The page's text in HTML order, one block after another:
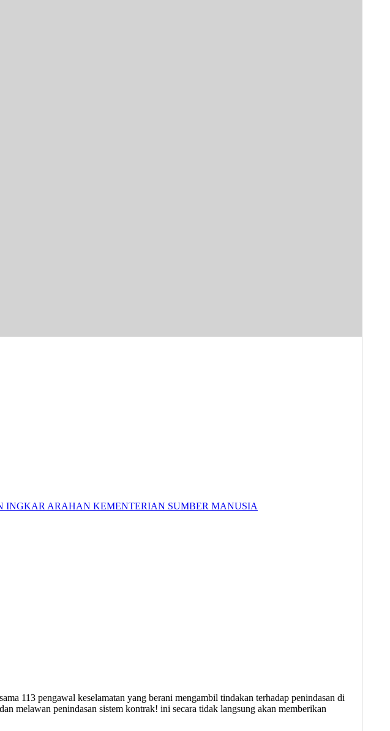
INGKAR ARAHAN KEMENTERIAN SUMBER MANUSIA
113 pengawal keselamatan yang berani mengambil tindakan terhadap penindasan di
melawan penindasan sistem kontrak! ini secara tidak langsung akan memberikan